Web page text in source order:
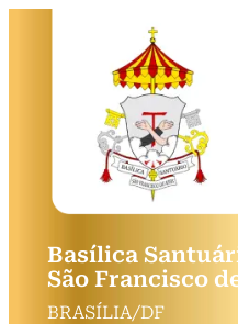
Basílica
São Francisco
BRASÍLIA/DF